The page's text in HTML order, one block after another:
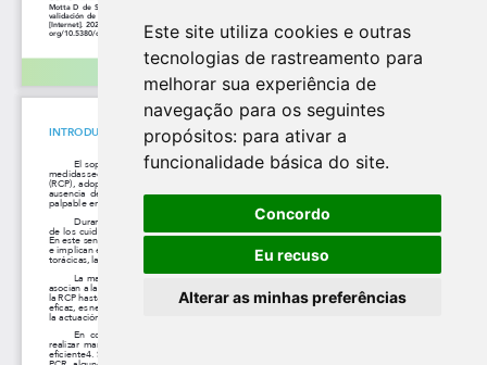
Este site utiliza cookies e outras
tecnologias de rastreamento para
melhorar sua experiência de
navegação para os seguintes
propósitos: para ativar a
funcionalidade básica do site.
Concordo
Eu recuso
Alterar as minhas preferências